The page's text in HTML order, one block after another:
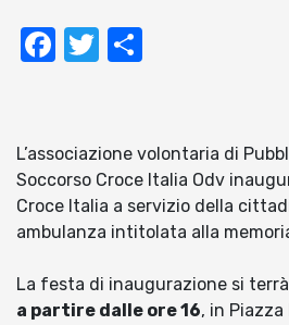
Facebook
Twitter
L’associazione volontaria di
Soccorso Croce Italia Odv
Croce Italia a servizio della
ambulanza intitolata alla
La festa di inaugurazione si terrà
a partire dalle ore 16, in